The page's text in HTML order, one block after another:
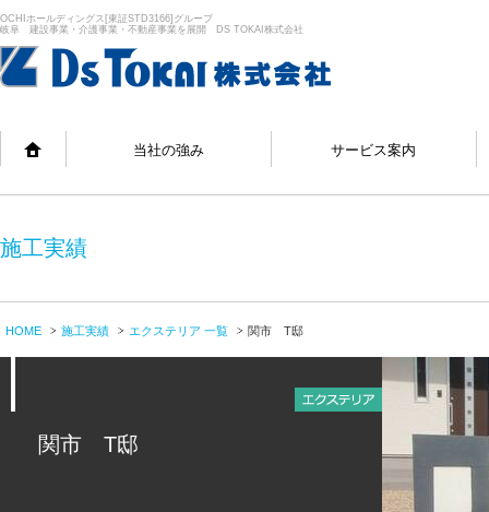
OCHIホールディングス[東証STD3166]グループ
岐阜 建設事業・介護事業・不動産事業を展開 DS TOKAI株式会社
当社の強み サービス案内
施工実績
HOME 施工実績 エクステリア 一覧 関市 T邸
関市 T邸